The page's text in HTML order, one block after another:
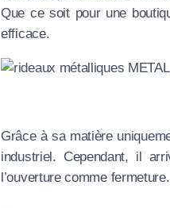
Que ce soit pour une
efficace.
Grâce à sa matière
industriel. Cependant, il
l’ouverture comme fermeture.